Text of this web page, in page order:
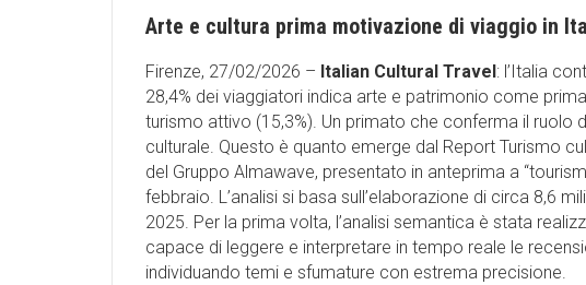
Arte e cultura prima motivazione di viaggio in
Firenze, 27/02/2026 – Italian Cultural Travel : l’Italia
28,4% dei viaggiatori indica arte e patrimonio come
turismo attivo (15,3%). Un primato che conferma il ruolo
culturale. Questo è quanto emerge dal Report Turismo
del Gruppo Almawave, presentato in anteprima a
febbraio. L’analisi si basa sull’elaborazione di circa 8,6
2025. Per la prima volta, l’analisi semantica è stata
capace di leggere e interpretare in tempo reale le
individuando temi e sfumature con estrema precisione.